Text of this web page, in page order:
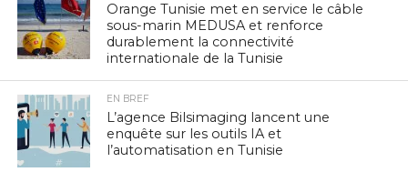
Orange Tunisie met en service le câble
sous-marin MEDUSA et renforce
durablement la connectivité
internationale de la Tunisie
EN BREF
L’agence Bilsimaging lancent une
enquête sur les outils IA et
l’automatisation en Tunisie